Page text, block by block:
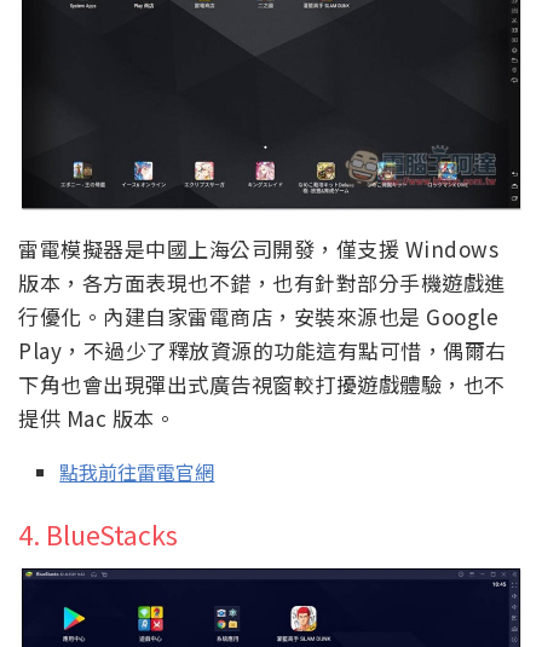
雷電模擬器是中國上海公司開發，僅支援 Windows
版本，各方面表現也不錯，也有針對部分手機遊戲進
行優化。內建自家雷電商店，安裝來源也是 Google
Play，不過少了釋放資源的功能這有點可惜，偶爾右
下角也會出現彈出式廣告視窗較打擾遊戲體驗，也不
提供 Mac 版本。
點我前往雷電官網
4. BlueStacks